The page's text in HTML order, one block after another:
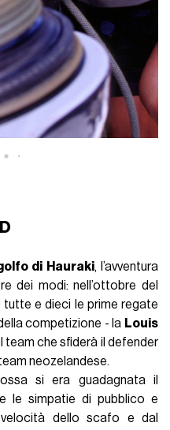
di Hauraki, l’avventura
dei modi: nell’ottobre del
tutte e dieci le prime regate
competizione - la Louis
team che sfiderà il defender
neozelandese.
si era guadagnata il
le simpatie di pubblico e
dello scafo e dal